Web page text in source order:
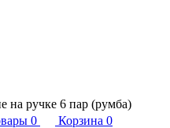
на ручке 6 пар (румба)
0 Корзина 0